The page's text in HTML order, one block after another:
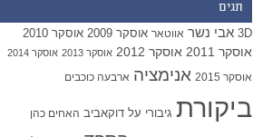
תגים
3D אבי נשר אווטאר אוסקר 2009 אוסקר 2010
אוסקר 2011 אוסקר 2012 אוסקר 2013 אוסקר 2014
אוסקר 2015 אנימציה ארבעה כוכבים
ביקורת גיבורי על דוקאביב האחים כהן